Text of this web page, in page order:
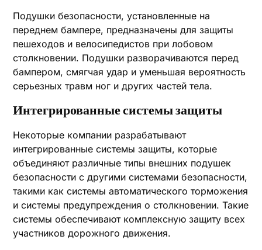
Подушки безопасности, установленные на
переднем бампере, предназначены для защиты
пешеходов и велосипедистов при лобовом
столкновении. Подушки разворачиваются перед
бампером, смягчая удар и уменьшая вероятность
серьезных травм ног и других частей тела.
Интегрированные системы защиты
Некоторые компании разрабатывают
интегрированные системы защиты, которые
объединяют различные типы внешних подушек
безопасности с другими системами безопасности,
такими как системы автоматического торможения
и системы предупреждения о столкновении. Такие
системы обеспечивают комплексную защиту всех
участников дорожного движения.